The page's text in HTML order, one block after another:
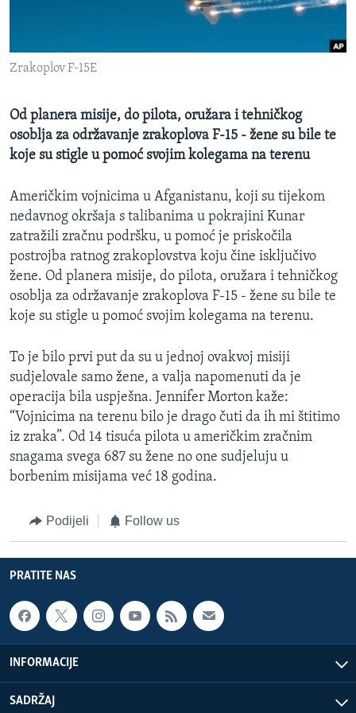
PRATITE NAS
Jezici
Zrakoplov F-15E
Od planera misije, do pilota, oružara i tehničkog
osoblja za održavanje zrakoplova F-15 - žene su bile te
koje su stigle u pomoć svojim kolegama na terenu
Američkim vojnicima u Afganistanu, koji su tijekom
nedavnog okršaja s talibanima u pokrajini Kunar
zatražili zračnu podršku, u pomoć je priskočila
postrojba ratnog zrakoplovstva koju čine isključivo
žene. Od planera misije, do pilota, oružara i tehničkog
osoblja za održavanje zrakoplova F-15 - žene su bile te
koje su stigle u pomoć svojim kolegama na terenu.
To je bilo prvi put da su u jednoj ovakvoj misiji
sudjelovale samo žene, a valja napomenuti da je
operacija bila uspješna. Jennifer Morton kaže:
“Vojnicima na terenu bilo je drago čuti da ih mi štitimo
iz zraka”. Od 14 tisuća pilota u američkim zračnim
snagama svega 687 su žene no one sudjeluju u
borbenim misijama već 18 godina.
Podijeli Follow us
PRATITE NAS
INFORMACIJE
SADRŽAJ